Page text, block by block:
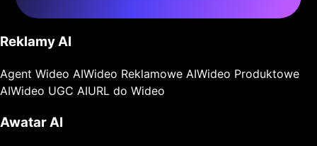
Reklamy AI
Agent Wideo AIWideo Reklamowe AIWideo Produktowe
AIWideo UGC AIURL do Wideo
Awatar AI